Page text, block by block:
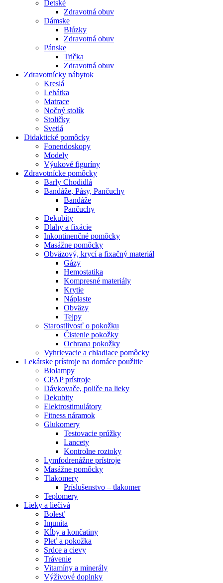
Detské
Zdravotná obuv
Dámske
Blúzky
Zdravotná obuv
Pánske
Trička
Zdravotná obuv
Zdravotnícky nábytok
Kreslá
Lehátka
Matrace
Nočný stolík
Stoličky
Svetlá
Didaktické pomôcky
Fonendoskopy
Modely
Výukové figuríny
Zdravotnícke pomôcky
Barly Chodidlá
Bandáže, Pásy, Pančuchy
Bandáže
Pančuchy
Dekubity
Dlahy a fixácie
Inkontinenčné pomôcky
Masážne pomôcky
Obväzový, krycí a fixačný materiál
Gázy
Hemostatika
Kompresné materiály
Krytie
Náplaste
Obväzy
Tejpy
Starostlivosť o pokožku
Čistenie pokožky
Ochrana pokožky
Vyhrievacie a chladiace pomôcky
Lekárske prístroje na domáce použitie
Biolampy
CPAP prístroje
Dávkovače, poliče na lieky
Dekubity
Elektrostimulátory
Fitness náramok
Glukomery
Testovacie prúžky
Lancety
Kontrolne roztoky
Lymfodrenážne prístroje
Masážne pomôcky
Tlakomery
Príslušenstvo – tlakomer
Teplomery
Lieky a liečivá
Bolesť
Imunita
Kĺby a končatiny
Pleť a pokožka
Srdce a cievy
Trávenie
Vitamíny a minerály
Výživové doplnky